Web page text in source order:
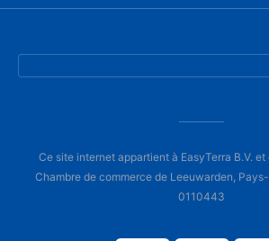
Ce site internet appartient à EasyTerra B.V.
Chambre de commerce de Leeuwarden,
0110443